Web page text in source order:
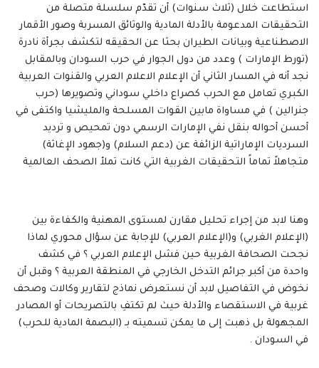
استطاعت خلال (ثلاث سنوات) أن تقدّم سلسلة متصلة من
التحقيقات المدعومة بالأدلة المادية والوثائق المسربة وصور الأقمار
الاصطناعية وبيانات الطيران بحثا عن الحقيقه لتكشف بجرأة نادرة
(تورط الإمارات ) وعدد من دول الجوار في حرب السودان وبالمقابل
نجد أنه في المسار الثاني أن الإعلام الاعلام العربي والقنوات العربية
الكبري تعامل مع الحرب كصراع داخلي سوداني وتصويرها (حرب
جنرالين ) في مساواة مابين القوات المسلحة والمليشيا واكتفى في
أحسن أحواله بنقل نفي الإمارات الرسمي دون تمحيص و ترديد
السرديات الإماراتية الزائفة عن (دعم السلام) و(جهود الإغاثة)
متجاهلاً تماماً التحقيقات الغربية التي كانت تملأ الصحف العالمية
وهنا لابد من إجراء تحليل مقارن لمستوى المهنية والكفاءة بين
(الإعلام الغربي) و(الإعلام العربي) للإجابة عن سؤال محوري لماذا
نجحت الصحافة الغربية حين فشل الإعلام العربي ؟ في كشف
واحدة من أكبر جرائم التدخل الخارجي في المنطقة العربية ؟ وقبل أن
نخوض في التفاصيل لابد أن نستعرض نماذج لتقارير وكالات وصحف
غربية في الاستقصاء والأدلة حيث لم تكتفِ بالتصريحات أو المصادر
المجهولة بل ذهبت إلى ما يمكن تسميته بـ (البصمة المادية للحرب)
في السودان .